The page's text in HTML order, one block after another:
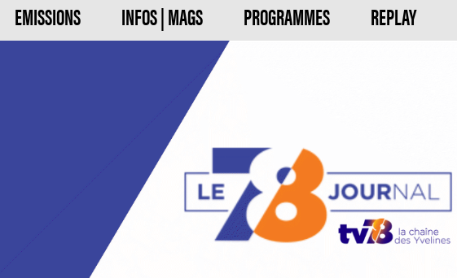
EMISSIONS INFOS | MAGS PROGRAMMES REPLAY